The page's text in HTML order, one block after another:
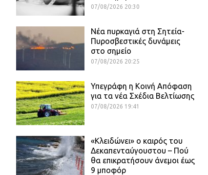
07/08/2026 20:30
Νέα πυρκαγιά στη Σητεία-
Πυροσβεστικές δυνάμεις
στο σημείο
07/08/2026 20:25
Υπεγράφη η Κοινή Απόφαση
για τα νέα Σχέδια Βελτίωσης
07/08/2026 19:41
«Κλειδώνει» ο καιρός του
Δεκαπενταύγουστου – Πού
θα επικρατήσουν άνεμοι έως
9 μποφόρ